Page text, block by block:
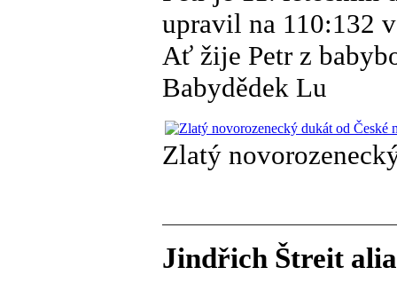
upravil na 110:132
Ať žije Petr z
Babydědek Lu
Zlatý
Jindřich Štreit